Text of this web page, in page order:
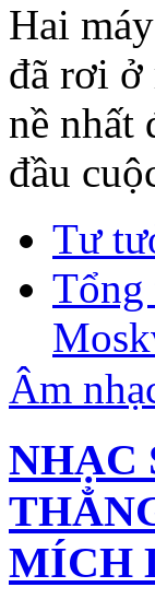
Hai
đã rơi ở
nề nhất
đầu
Tư
Tổng
Âm
NHẠC
MÍCH